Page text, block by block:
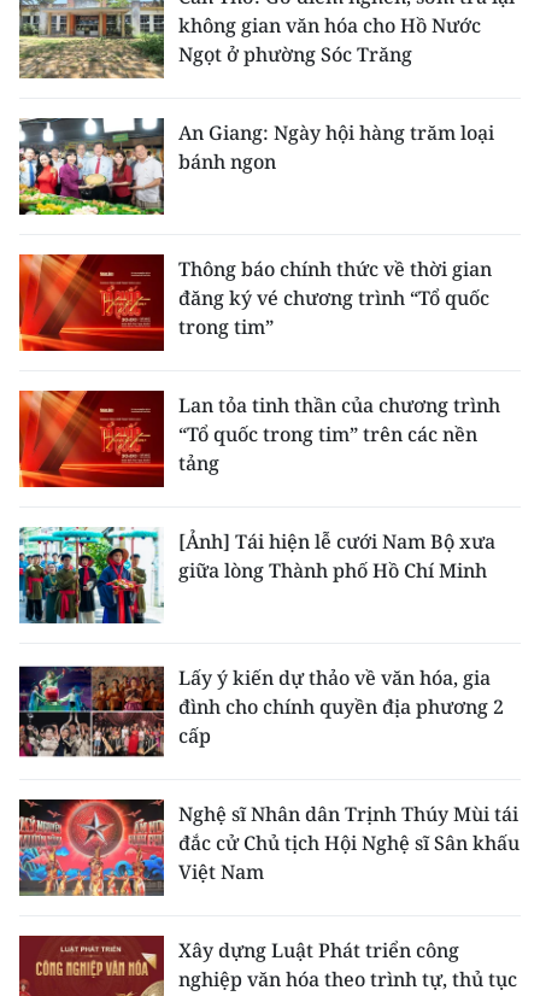
không gian văn hóa cho Hồ Nước
Ngọt ở phường Sóc Trăng
An Giang: Ngày hội hàng trăm loại
bánh ngon
Thông báo chính thức về thời gian
đăng ký vé chương trình “Tổ quốc
trong tim”
Lan tỏa tinh thần của chương trình
“Tổ quốc trong tim” trên các nền
tảng
[Ảnh] Tái hiện lễ cưới Nam Bộ xưa
giữa lòng Thành phố Hồ Chí Minh
Lấy ý kiến dự thảo về văn hóa, gia
đình cho chính quyền địa phương 2
cấp
Nghệ sĩ Nhân dân Trịnh Thúy Mùi tái
đắc cử Chủ tịch Hội Nghệ sĩ Sân khấu
Việt Nam
Xây dựng Luật Phát triển công
nghiệp văn hóa theo trình tự, thủ tục